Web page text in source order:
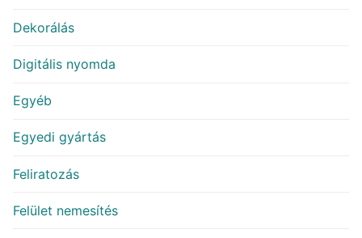
Dekorálás
Digitális nyomda
Egyéb
Egyedi gyártás
Feliratozás
Felület nemesítés